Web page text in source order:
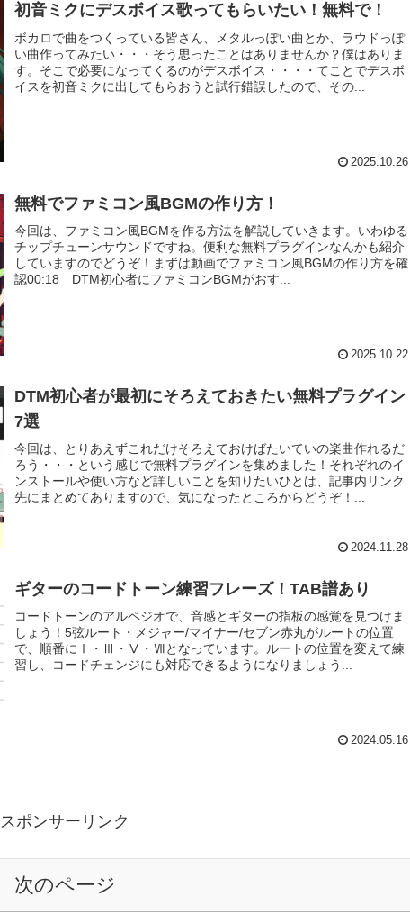
初音ミクにデスボイス歌ってもらいたい！無料で！
ボカロで曲をつくっている皆さん、メタルっぽい曲とか、ラウドっぽ
い曲作ってみたい・・・そう思ったことはありませんか？僕はありま
す。そこで必要になってくるのがデスボイス・・・・てことでデスボ
イスを初音ミクに出してもらおうと試行錯誤したので、その...
2025.10.26
無料でファミコン風BGMの作り方！
今回は、ファミコン風BGMを作る方法を解説していきます。いわゆる
チップチューンサウンドですね。便利な無料プラグインなんかも紹介
していますのでどうぞ！まずは動画でファミコン風BGMの作り方を確
認00:18 DTM初心者にファミコンBGMがおす...
2025.10.22
DTM初心者が最初にそろえておきたい無料プラグイン
7選
今回は、とりあえずこれだけそろえておけばたいていの楽曲作れるだ
ろう・・・という感じで無料プラグインを集めました！それぞれのイ
ンストールや使い方など詳しいことを知りたいひとは、記事内リンク
先にまとめてありますので、気になったところからどうぞ！...
2024.11.28
ギターのコードトーン練習フレーズ！TAB譜あり
コードトーンのアルペジオで、音感とギターの指板の感覚を見つけま
しょう！5弦ルート・メジャー/マイナー/セブン赤丸がルートの位置
で、順番にⅠ・Ⅲ・Ⅴ・Ⅶとなっています。ルートの位置を変えて練
習し、コードチェンジにも対応できるようになりましょう...
2024.05.16
スポンサーリンク
次のページ